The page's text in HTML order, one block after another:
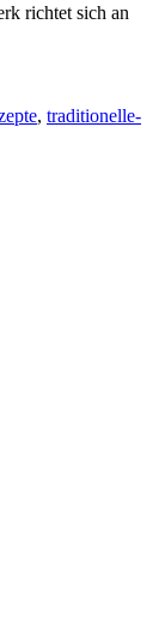
richtet sich an
, traditionelle-